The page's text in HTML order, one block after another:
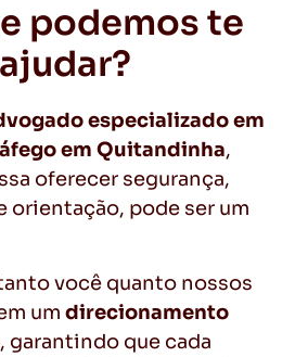
podemos te
ajudar?
especializado em
em Quitandinha,
oferecer segurança,
orientação, pode ser um
você quanto nossos
um direcionamento
, garantindo que cada